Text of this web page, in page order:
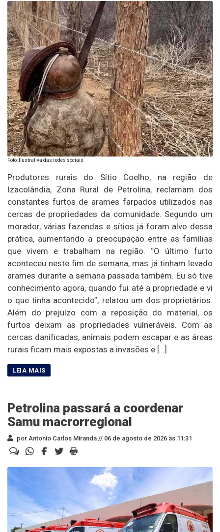
Foto: Ilustrativa das redes sociais
Produtores rurais do Sítio Coelho, na região de
Izacolândia, Zona Rural de Petrolina, reclamam dos
constantes furtos de arames farpados utilizados nas
cercas de propriedades da comunidade. Segundo um
morador, várias fazendas e sítios já foram alvo dessa
prática, aumentando a preocupação entre as famílias
que vivem e trabalham na região. “O último furto
aconteceu neste fim de semana, mas já tinham levado
arames durante a semana passada também. Eu só tive
conhecimento agora, quando fui até a propriedade e vi
o que tinha acontecido”, relatou um dos proprietários.
Além do prejuízo com a reposição do material, os
furtos deixam as propriedades vulneráveis. Com as
cercas danificadas, animais podem escapar e as áreas
rurais ficam mais expostas a invasões e […]
Petrolina passará a coordenar
Samu macrorregional
por Antonio Carlos Miranda // 06 de agosto de 2026 às 11:31